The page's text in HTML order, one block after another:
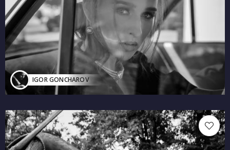
IGOR GONCHAROV